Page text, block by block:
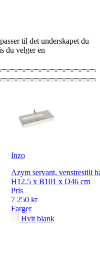
til det underskapet du
du velger en
Inzo
Azym servant, venstrestilt
H12.5 x B101 x D46 cm
Pris
7 250 kr
Farger
Hvit blank